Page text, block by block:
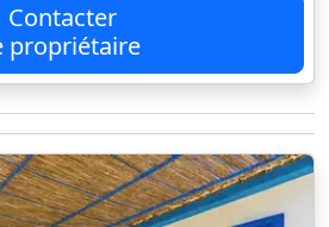
Contacter
propriétaire